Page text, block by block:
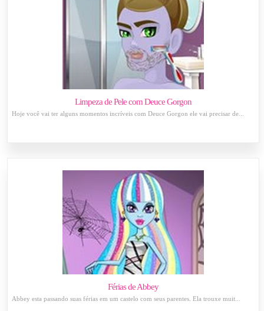
Limpeza de Pele com Deuce Gorgon
Hoje você vai ter alguns momentos incríveis com Deuce Gorgon ele vai precisar de...
Férias de Abbey
Abbey esta passando suas férias em um castelo com seus parentes. Ela trouxe muit...